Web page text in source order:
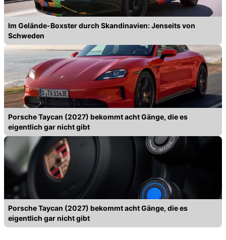
Im Gelände-Boxster durch Skandinavien: Jenseits von
Schweden
Porsche Taycan (2027) bekommt acht Gänge, die es
eigentlich gar nicht gibt
Porsche Taycan (2027) bekommt acht Gänge, die es
eigentlich gar nicht gibt